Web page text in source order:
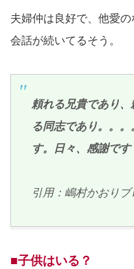
夫婦仲は良好で、他愛
会話が続いてるそう。
頼れる兄貴であり
る同志であり。。
す。日々、感謝です
引用：嶋村かおりブ
■子供はいる？